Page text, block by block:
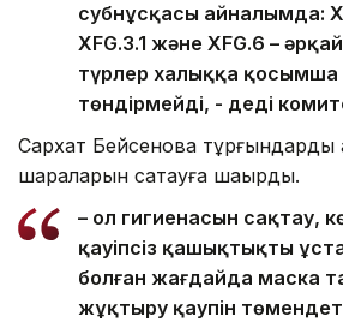
субнұсқасы айналымда:
XFG.3.1 және XFG.6 –
түрлер халыққа қосымша
төндірмейді, - деді
Сархат Бейсенова тұрғындарды
шараларын сақтауға шақырды.
– Қол гигиенасын сақтау,
қауіпсіз қашықтықты
болған жағдайда маска
жұқтыру қаупін